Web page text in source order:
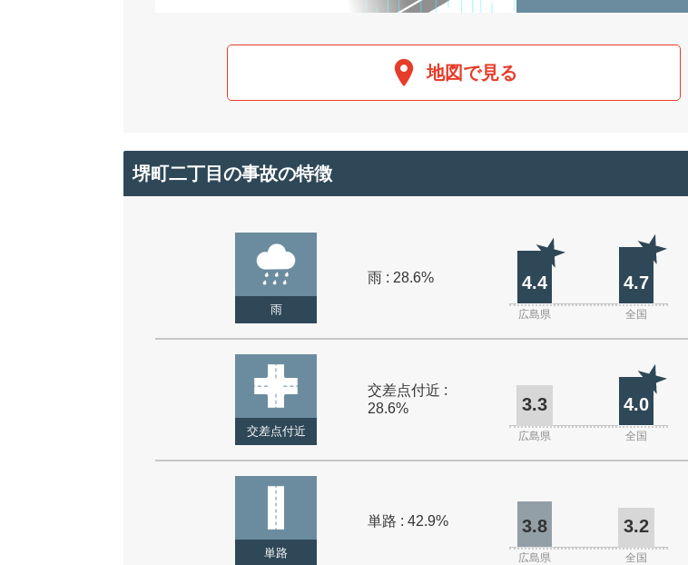
地図で見る
堺町二丁目の事故の特徴
雨
雨 : 28.6% 4.4 4.7
広島県 全国
交差点付近
交差点付近 :
28.6%
3.3 4.0
広島県 全国
単路
単路 : 42.9% 3.8 3.2
広島県 全国